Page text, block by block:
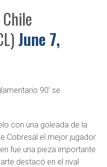
June 7,
90’ se
con una goleada de la
Cobresal el mejor jugador
fue una pieza importante
destacó en el rival